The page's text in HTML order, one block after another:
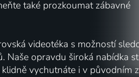
také prozkoumat zábavné
videotéka s možností
Naše opravdu široká nabídka
vychutnáte i v původním